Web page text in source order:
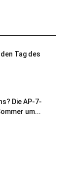
Tag des
Die AP-7-
um...